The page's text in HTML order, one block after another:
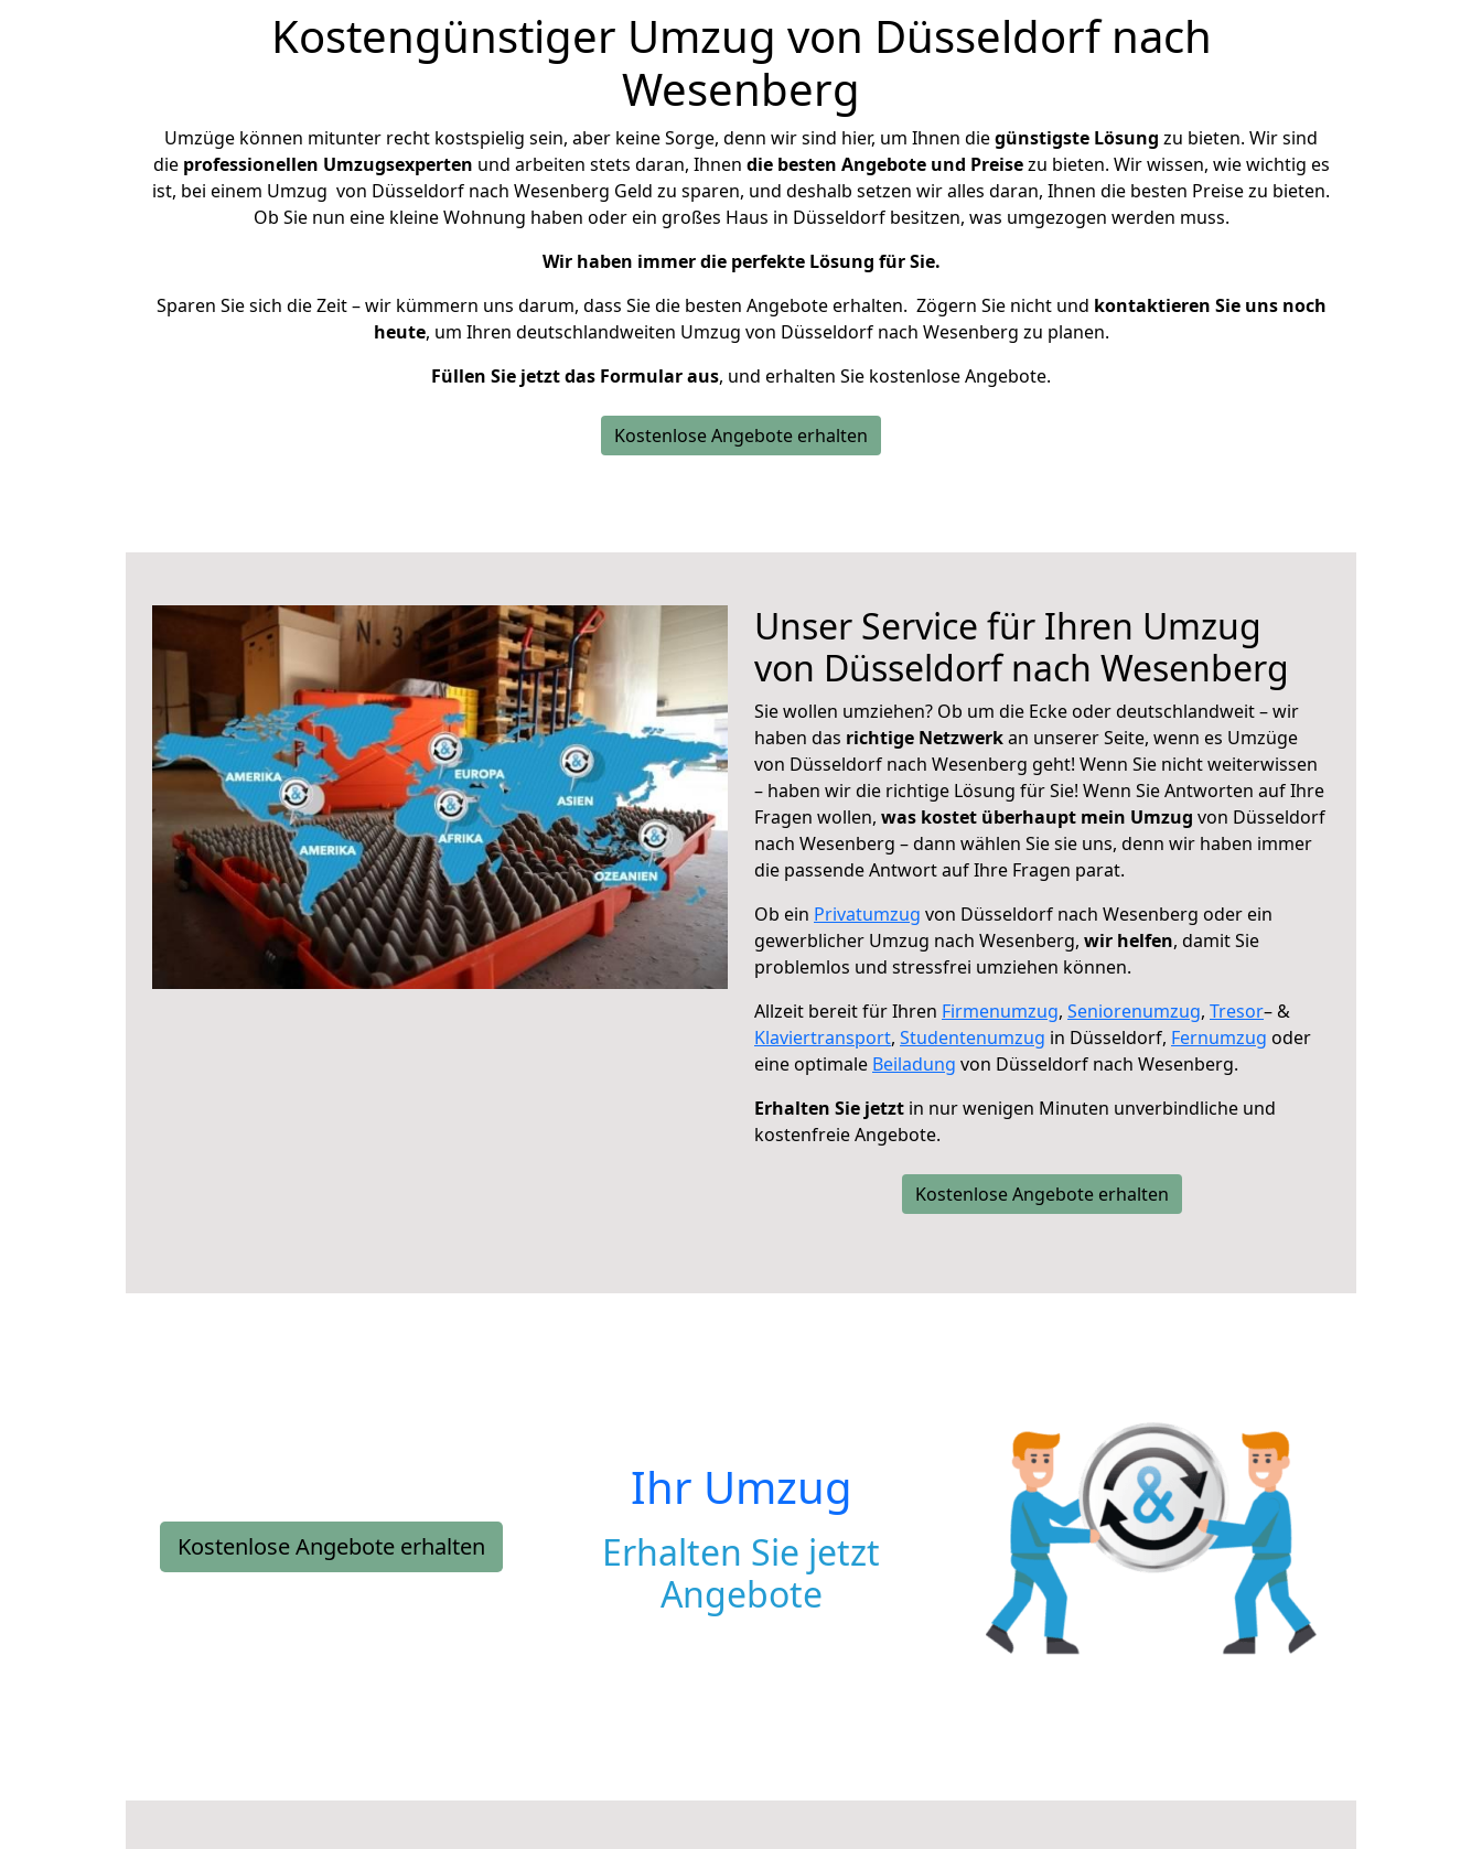
Kostengünstiger Umzug von Düsseldorf nach
Wesenberg
Umzüge können mitunter recht kostspielig sein, aber keine Sorge, denn wir sind hier, um Ihnen diegünstigste Lösung zu bieten. Wir sind
die professionellen Umzugsexperten und arbeiten stets daran, Ihnen die besten Angebote und Preisezu bieten. Wir wissen, wie wichtig es
ist, bei einem Umzug von Düsseldorf nach Wesenberg Geld zu sparen, und deshalb setzen wir alles daran, Ihnen die besten Preise zu bieten.
Ob Sie nun eine kleine Wohnung haben oder ein großes Haus in Düsseldorf besitzen, was umgezogen werden muss.
Wir haben immer die perfekte Lösung für Sie.
Sparen Sie sich die Zeit – wir kümmern uns darum, dass Sie die besten Angebote erhalten. Zögern Sie nicht und kontaktieren Sie uns noch
heute, um Ihren deutschlandweiten Umzug von Düsseldorf nach Wesenberg zu planen.
Füllen Sie jetzt das Formular aus, und erhalten Sie kostenlose Angebote.
Kostenlose Angebote erhalten
Unser Service für Ihren Umzug
von Düsseldorf nach Wesenberg
Sie wollen umziehen? Ob um die Ecke oder deutschlandweit – wir
haben das richtige Netzwerkan unserer Seite, wenn es Umzüge
von Düsseldorf nach Wesenberg geht! Wenn Sie nicht weiterwissen
– haben wir die richtige Lösung für Sie! Wenn Sie Antworten auf Ihre
Fragen wollen, was kostet überhaupt mein Umzug von Düsseldorf
nach Wesenberg – dann wählen Sie sie uns, denn wir haben immer
die passende Antwort auf Ihre Fragen parat.
Ob ein Privatumzug von Düsseldorf nach Wesenberg oder ein
gewerblicher Umzug nach Wesenberg, wir helfen, damit Sie
problemlos und stressfrei umziehen können.
Allzeit bereit für Ihren Firmenumzug, Seniorenumzug, Tresor– &
Klaviertransport, Studentenumzug in Düsseldorf, Fernumzug oder
eine optimale Beiladung von Düsseldorf nach Wesenberg.
Erhalten Sie jetzt in nur wenigen Minuten unverbindliche und
kostenfreie Angebote.
Kostenlose Angebote erhalten
Kostenlose Angebote erhalten
Ihr Umzug
Erhalten Sie jetzt
Angebote